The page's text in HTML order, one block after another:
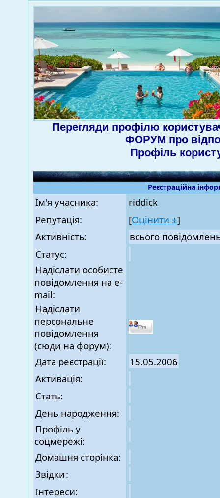
Перегляди профілю
ФОРУМ про
Профіль
Реєстраційна
Ім'я учасника:
riddiсk
Репутація:
[Оцінити ±]
Активність:
всього
Статус:
Надіслати особисте
повідомлення на e-
mail:
Надіслати
персональне
повідомлення
(сюди на форум):
Дата реєстрації:
15.05.2006
Активація:
Стать:
День народження:
Профіль у
соцмережі:
Домашня сторінка:
Звідки:
Інтереси: